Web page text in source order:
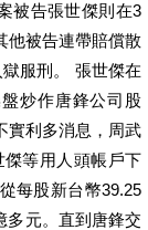
被告張世傑則在3
他被告連帶賠償散
服刑。 張世傑在
炒作唐鋒公司股
實利多消息，周武
等用人頭帳戶下
每股新台幣39.25
多元。直到唐鋒交